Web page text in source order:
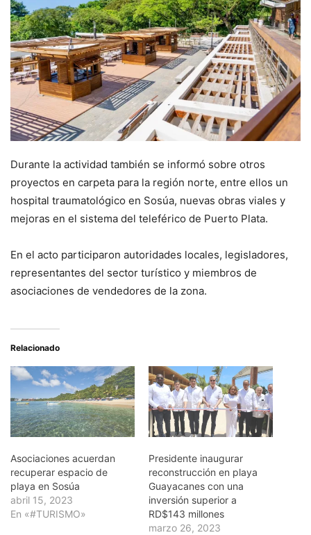
Durante la actividad también se informó sobre otros
proyectos en carpeta para la región norte, entre ellos un
hospital traumatológico en Sosúa, nuevas obras viales y
mejoras en el sistema del teleférico de Puerto Plata.
En el acto participaron autoridades locales, legisladores,
representantes del sector turístico y miembros de
asociaciones de vendedores de la zona.
Relacionado
Asociaciones acuerdan
recuperar espacio de
playa en Sosúa
abril 15, 2023
En «#TURISMO»
Presidente inaugurar
reconstrucción en playa
Guayacanes con una
inversión superior a
RD$143 millones
marzo 26, 2023